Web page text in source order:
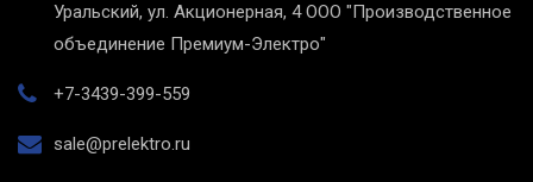
Уральский, ул. Акционерная, 4 ООО "Производственное
объединение Премиум-Электро"
+7-3439-399-559
sale@prelektro.ru